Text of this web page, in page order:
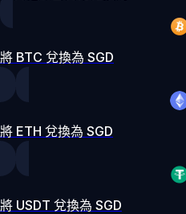
將 BTC 兌換為 SGD
將 ETH 兌換為 SGD
將 USDT 兌換為 SGD